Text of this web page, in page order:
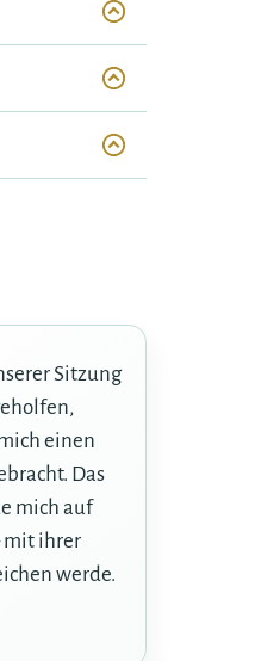
Sitzung
einen
Das
mich auf
mit ihrer
werde.